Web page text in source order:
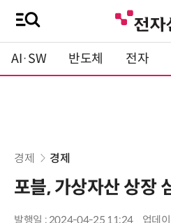
AI·SW 반도체 전자
경제 경제
포블, 가상자산 상장
발행일 : 2024-04-25 11:24 업데